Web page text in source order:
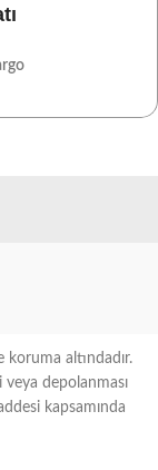
koruma altındadır.
veya depolanması
kapsamında